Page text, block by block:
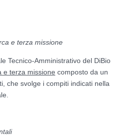
e terza missione
Tecnico-Amministrativo del DiBio
e terza missione composto da un
che svolge i compiti indicati nella